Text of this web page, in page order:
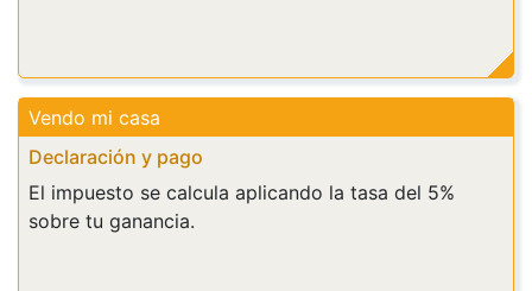
Declaración y pago
Vendo mi casa
El impuesto se calcula aplicando la tasa del 5%
sobre tu ganancia.